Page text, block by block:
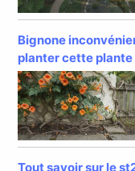
Bignone
planter cette
Tout savoir sur le